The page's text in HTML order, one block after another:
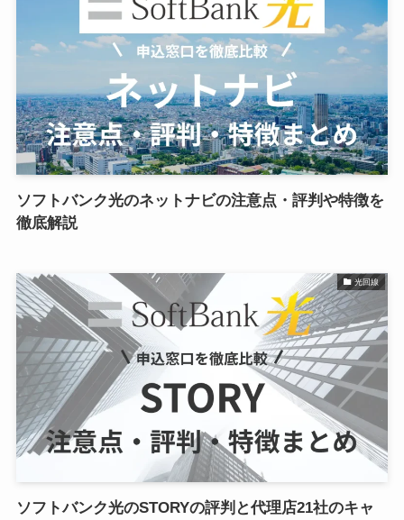
ソフトバンク光のネットナビの注意点・評判や特徴を
徹底解説
光回線
ソフトバンク光のSTORYの評判と代理店21社のキャ